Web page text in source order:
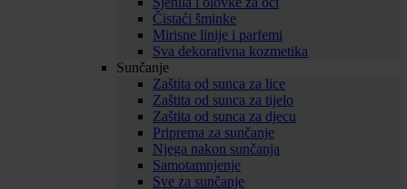
Čistaći šminke
Mirisne linije i parfemi
Sva dekorativna kozmetika
Sunčanje
Zaštita od sunca za lice
Zaštita od sunca za tijelo
Zaštita od sunca za djecu
Priprema za sunčanje
Njega nakon sunčanja
Samotamnjenje
Sve za sunčanje